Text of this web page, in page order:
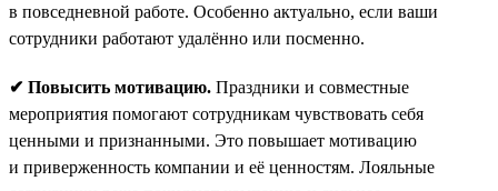
в повседневной работе. Особенно актуально, если ваши
сотрудники работают удалённо или посменно.
✔ Повысить мотивацию. Праздники и совместные
мероприятия помогают сотрудникам чувствовать себя
ценными и признанными. Это повышает мотивацию
и приверженность компании и её ценностям. Лояльные